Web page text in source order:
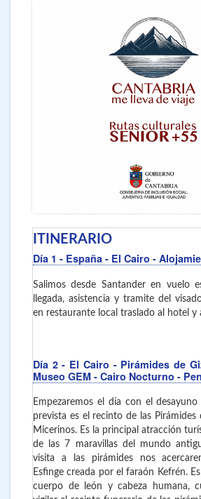
ITINERARIO
Día 1 - España - El Cairo -
Salimos desde Santander en vuelo
llegada, asistencia y tramite del
en restaurante local traslado al hotel y
Día 2 - El Cairo - Pirámides de
Museo GEM - Cairo Nocturno -
Empezaremos el día con el
prevista es el recinto de las Pirámides
Micerinos. Es la principal atracción
de las 7 maravillas del mundo
visita a las pirámides nos
Esfinge creada por el faraón Kefrén.
cuerpo de león y cabeza humana,